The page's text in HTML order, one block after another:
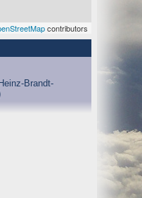
contributors
Brandt-